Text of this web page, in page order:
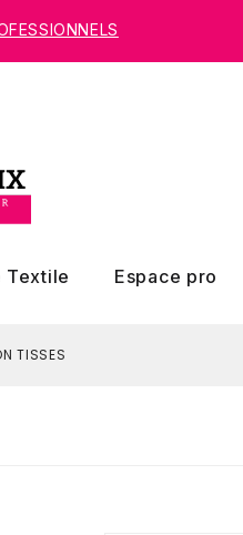
Textile Espace pro
TISSES